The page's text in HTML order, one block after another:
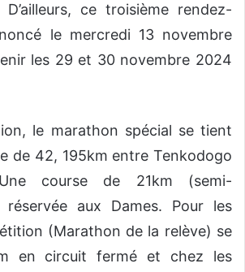
ce troisième rendez-
le mercredi 13 novembre
les 29 et 30 novembre 2024
le marathon spécial se tient
de 42, 195km entre Tenkodogo
course de 21km (semi-
aux Dames. Pour les
(Marathon de la relève) se
en circuit fermé et chez les